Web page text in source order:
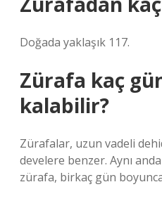
Doğada yaklaşık 117.
Zürafa kaç
kalabilir?
Zürafalar, uzun vadeli
develere benzer. Aynı
zürafa, birkaç gün